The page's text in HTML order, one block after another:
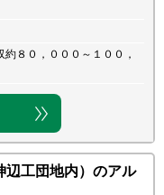
８０，０００～１００，
辺工団地内）のアル